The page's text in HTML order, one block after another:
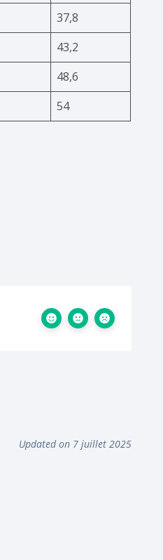
37,8
43,2
48,6
54
Updated on 7 juillet 2025